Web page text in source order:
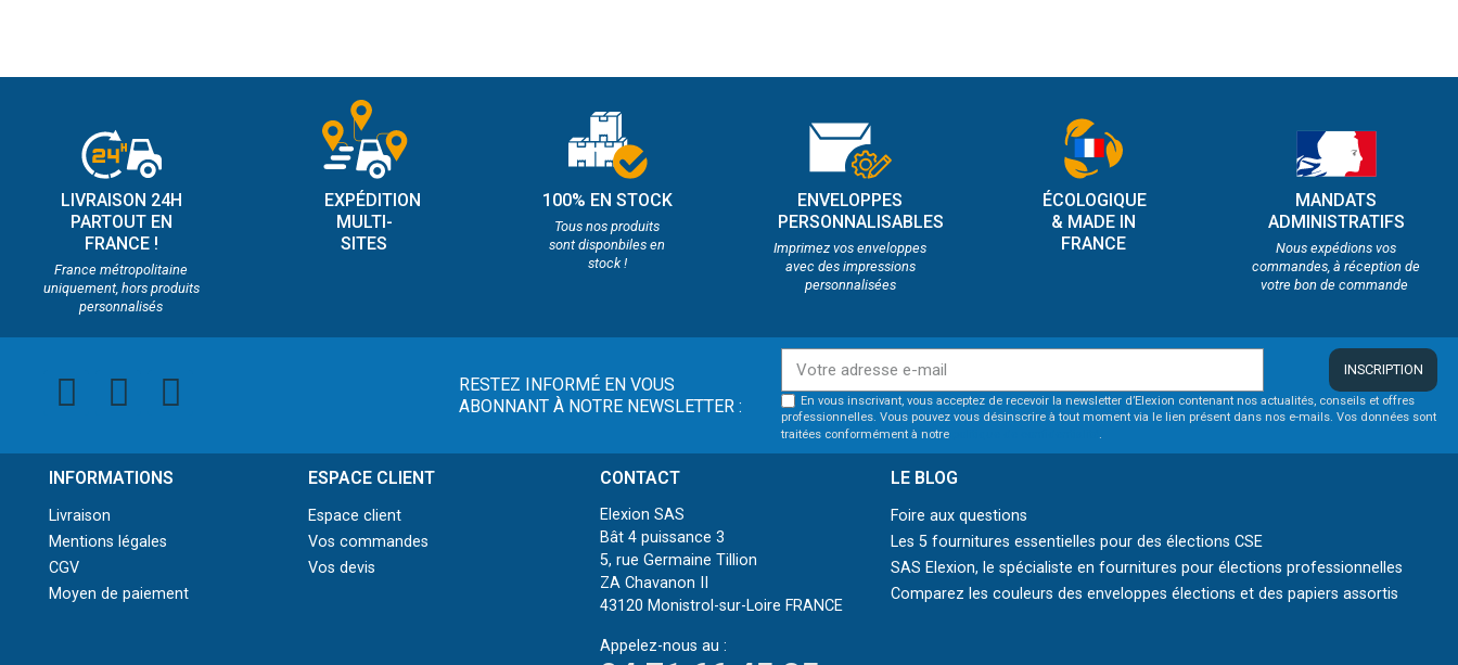
LIVRAISON 24H
PARTOUT EN
FRANCE !
France métropolitaine
uniquement, hors produits
personnalisés
EXPÉDITION
MULTI-
SITES
100% EN STOCK
Tous nos produits
sont disponbiles en
stock !
ENVELOPPES
PERSONNALISABLES
Imprimez vos enveloppes
avec des impressions
personnalisées
ÉCOLOGIQUE
& MADE IN
FRANCE
MANDATS
ADMINISTRATIFS
Nous expédions vos
commandes, à réception de
votre bon de commande
RESTEZ INFORMÉ EN VOUS
ABONNANT À NOTRE NEWSLETTER :
INSCRIPTION
En vous inscrivant, vous acceptez de recevoir la newsletter d’Elexion contenant nos actualités, conseils et offres
professionnelles. Vous pouvez vous désinscrire à tout moment via le lien présent dans nos e-mails. Vos données sont
traitées conformément à notre
.
INFORMATIONS
Livraison
Mentions légales
CGV
Moyen de paiement
ESPACE CLIENT
Espace client
Vos commandes
Vos devis
CONTACT
Elexion SAS
Bât 4 puissance 3
5, rue Germaine Tillion
ZA Chavanon II
43120 Monistrol-sur-Loire FRANCE
Appelez-nous au :
LE BLOG
Foire aux questions
Les 5 fournitures essentielles pour des élections CSE
SAS Elexion, le spécialiste en fournitures pour élections professionnelles
Comparez les couleurs des enveloppes élections et des papiers assortis